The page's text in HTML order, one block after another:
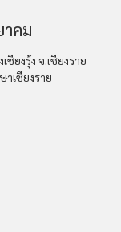
าคม
ชียงรุ้ง จ.เชียงราย
เชียงราย